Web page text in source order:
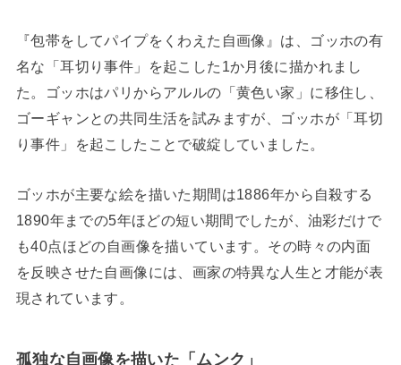
『包帯をしてパイプをくわえた自画像』は、ゴッホの有
名な「耳切り事件」を起こした1か月後に描かれまし
た。ゴッホはパリからアルルの「黄色い家」に移住し、
ゴーギャンとの共同生活を試みますが、ゴッホが「耳切
り事件」を起こしたことで破綻していました。
ゴッホが主要な絵を描いた期間は1886年から自殺する
1890年までの5年ほどの短い期間でしたが、油彩だけで
も40点ほどの自画像を描いています。その時々の内面
を反映させた自画像には、画家の特異な人生と才能が表
現されています。
孤独な自画像を描いた「ムンク」